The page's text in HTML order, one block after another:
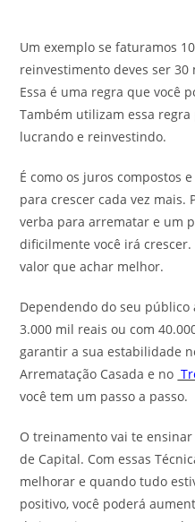
Um exemplo se faturamos
reinvestimento deves ser
Essa é uma regra que você
Também utilizam essa
lucrando e reinvestindo.
É como os juros compostos
para crescer cada vez mais.
verba para arrematar e um
dificilmente você irá
valor que achar melhor.
Dependendo do seu público
3.000 mil reais ou com
garantir a sua estabilidade
Arrematação Casada e no
você tem um passo a passo.
O treinamento vai te
de Capital. Com essas
melhorar e quando tudo
positivo, você poderá